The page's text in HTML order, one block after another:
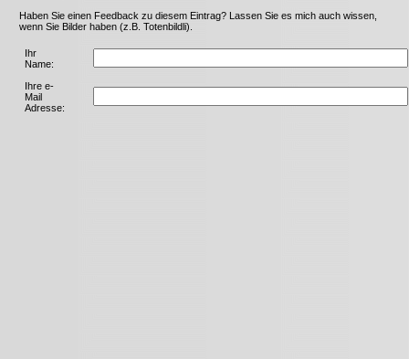
Haben Sie einen Feedback zu diesem Eintrag? Lassen Sie es mich auch wissen,
wenn Sie Bilder haben (z.B. Totenbildli).
Ihr
Name:
Ihre e-
Mail
Adresse: